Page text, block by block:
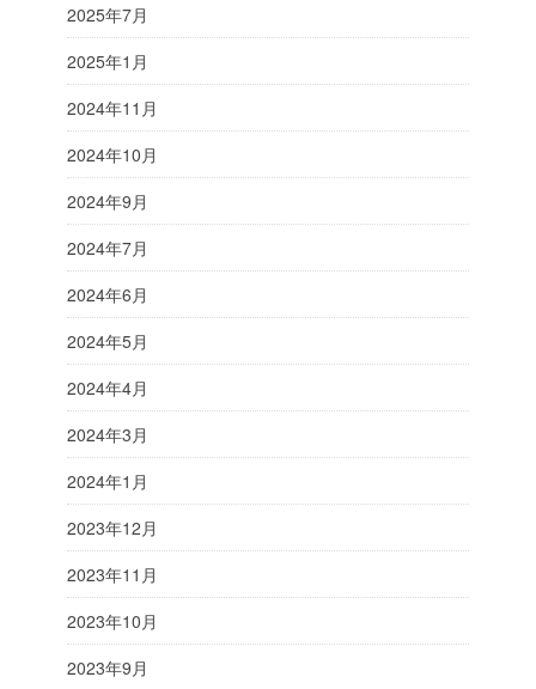
2025年7月
2025年1月
2024年11月
2024年10月
2024年9月
2024年7月
2024年6月
2024年5月
2024年4月
2024年3月
2024年1月
2023年12月
2023年11月
2023年10月
2023年9月